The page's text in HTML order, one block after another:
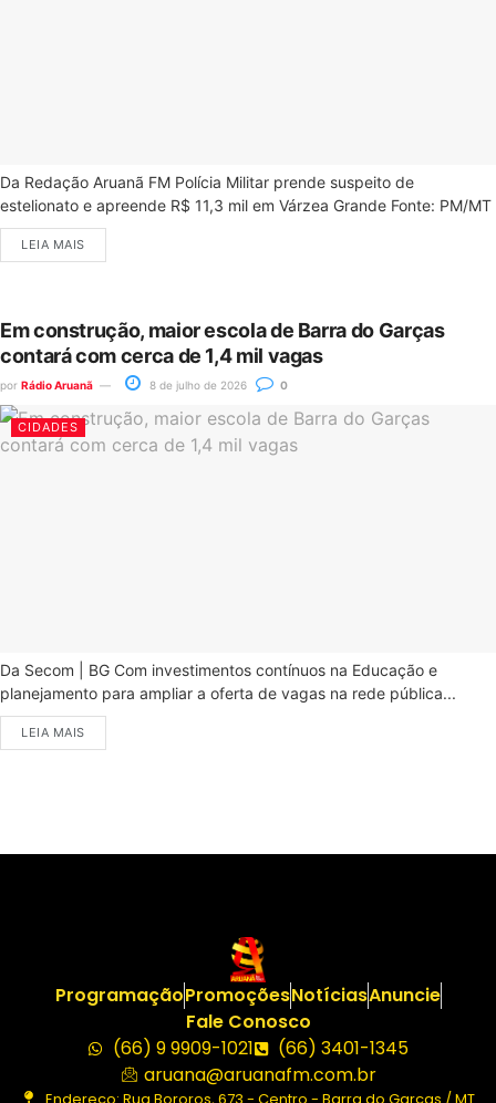
Da Redação Aruanã FM Polícia Militar prende suspeito de
estelionato e apreende R$ 11,3 mil em Várzea Grande Fonte: PM/MT
LEIA MAIS
Em construção, maior escola de Barra do Garças
contará com cerca de 1,4 mil vagas
por Rádio Aruanã 8 de julho de 2026 0
CIDADES
Da Secom | BG Com investimentos contínuos na Educação e
planejamento para ampliar a oferta de vagas na rede pública...
LEIA MAIS
ProgramaçãoPromoçõesNotíciasAnuncie
Fale Conosco
(66) 9 9909-1021
(66) 3401-1345
aruana@aruanafm.com.br
Endereço: Rua Bororos, 673 - Centro - Barra do Garças / MT